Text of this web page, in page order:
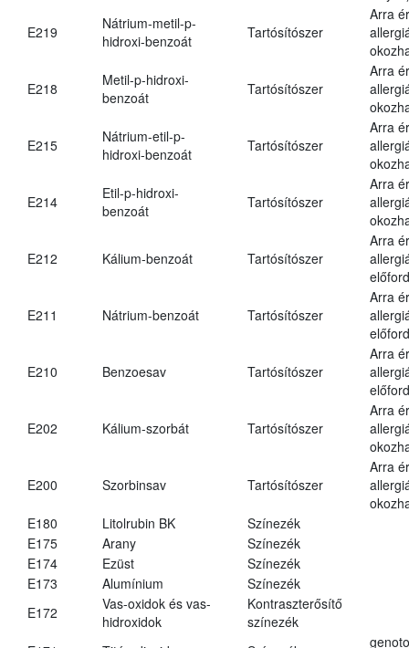
E219
Nátrium-metil-p-
hidroxi-benzoát
Tartósítószer
Arra
E218
Metil-p-hidroxi-
benzoát
Tartósítószer
Arra
E215
Nátrium-etil-p-
hidroxi-benzoát
Tartósítószer
Arra
E214
Etil-p-hidroxi-
benzoát
Tartósítószer
Arra
E212 Kálium-benzoát Tartósítószer
Arra
E211 Nátrium-benzoát Tartósítószer
Arra
E210 Benzoesav Tartósítószer
Arra
E202 Kálium-szorbát Tartósítószer
Arra
E200 Szorbinsav Tartósítószer
Arra
E180
Litolrubin BK
Színezék
E175
Arany
Színezék
E174
Ezüst
Színezék
E173
Alumínium
Színezék
E172
Vas-oxidok és vas-
hidroxidok
Kontraszterősítő
színezék